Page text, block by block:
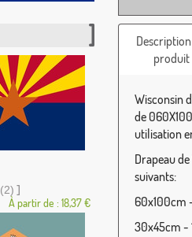
(2) ]
À partir de : 18,37 €
produit
Wisconsin
de
utilisation
Drapeau
suivants:
60x100cm
30x45cm -